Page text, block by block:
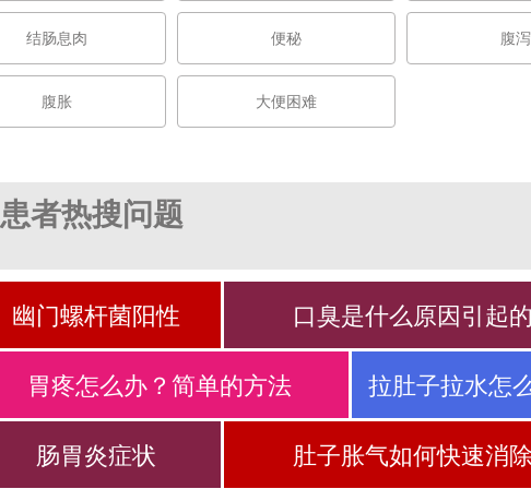
结肠息肉 便秘 腹泻
腹胀 大便困难
患者热搜问题
幽门螺杆菌阳性 口臭是什么原因引起的
胃疼怎么办？简单的方法 拉肚子拉水怎
肠胃炎症状 肚子胀气如何快速消除